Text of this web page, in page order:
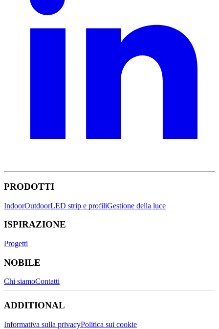
PRODOTTI
IndoorOutdoorLED strip e profiliGestione della luce
ISPIRAZIONE
Progetti
NOBILE
Chi siamoContatti
ADDITIONAL
Informativa sulla privacyPolitica sui cookie